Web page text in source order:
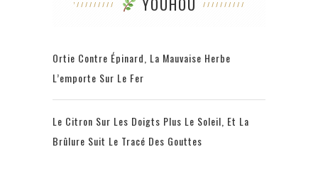
Ortie Contre Épinard, La Mauvaise Herbe
L’emporte Sur Le Fer
Le Citron Sur Les Doigts Plus Le Soleil, Et La
Brûlure Suit Le Tracé Des Gouttes